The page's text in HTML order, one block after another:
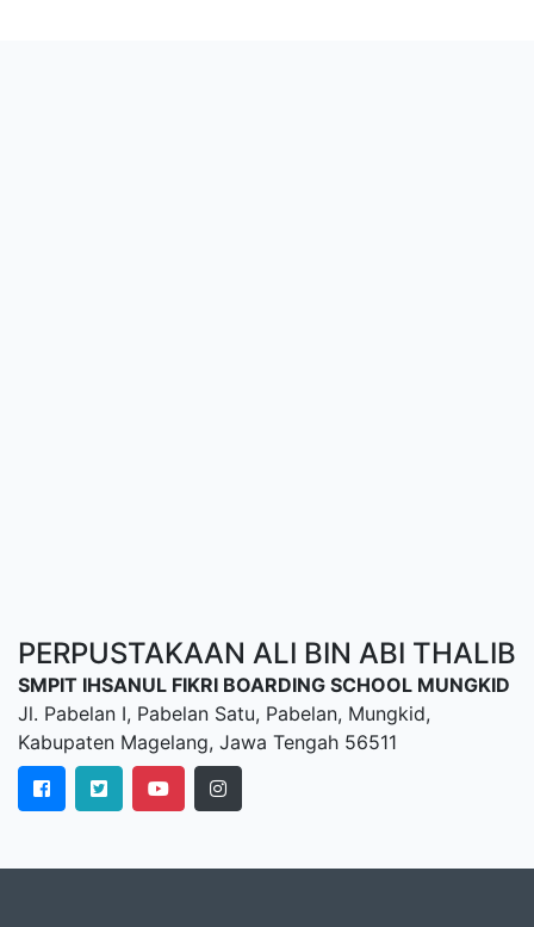
PERPUSTAKAAN ALI BIN ABI THALIB
SMPIT IHSANUL FIKRI BOARDING SCHOOL MUNGKID
Jl. Pabelan I, Pabelan Satu, Pabelan, Mungkid,
Kabupaten Magelang, Jawa Tengah 56511